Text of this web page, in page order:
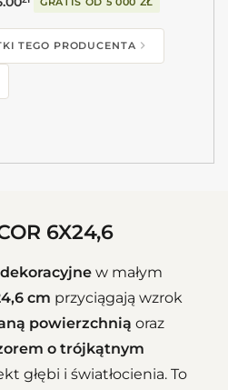
TEGO PRODUCENTA
6X24,6
w małym
cm przyciągają wzrok
powierzchnią oraz
o trójkątnym
głębi i światłocienia. To